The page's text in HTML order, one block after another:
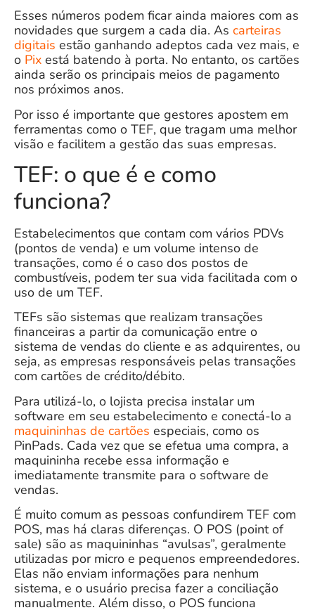
Esses números podem ficar ainda maiores com as
novidades que surgem a cada dia. As carteiras
digitais estão ganhando adeptos cada vez mais, e
o Pix está batendo à porta. No entanto, os cartões
ainda serão os principais meios de pagamento
nos próximos anos.
Por isso é importante que gestores apostem em
ferramentas como o TEF, que tragam uma melhor
visão e facilitem a gestão das suas empresas.
TEF: o que é e como
funciona?
Estabelecimentos que contam com vários PDVs
(pontos de venda) e um volume intenso de
transações, como é o caso dos postos de
combustíveis, podem ter sua vida facilitada com o
uso de um TEF.
TEFs são sistemas que realizam transações
financeiras a partir da comunicação entre o
sistema de vendas do cliente e as adquirentes, ou
seja, as empresas responsáveis pelas transações
com cartões de crédito/débito.
Para utilizá-lo, o lojista precisa instalar um
software em seu estabelecimento e conectá-lo a
maquininhas de cartões especiais, como os
PinPads. Cada vez que se efetua uma compra, a
maquininha recebe essa informação e
imediatamente transmite para o software de
vendas.
É muito comum as pessoas confundirem TEF com
POS, mas há claras diferenças. O POS (point of
sale) são as maquininhas “avulsas”, geralmente
utilizadas por micro e pequenos empreendedores.
Elas não enviam informações para nenhum
sistema, e o usuário precisa fazer a conciliação
manualmente. Além disso, o POS funciona